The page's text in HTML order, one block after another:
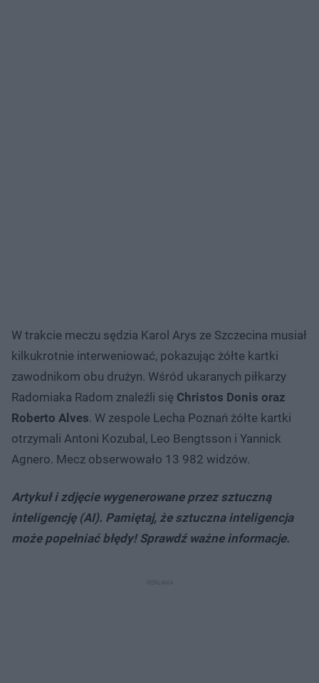
W trakcie meczu sędzia Karol Arys ze Szczecina musiał
kilkukrotnie interweniować, pokazując żółte kartki
zawodnikom obu drużyn. Wśród ukaranych piłkarzy
Radomiaka Radom znaleźli się Christos Donis oraz
Roberto Alves. W zespole Lecha Poznań żółte kartki
otrzymali Antoni Kozubal, Leo Bengtsson i Yannick
Agnero. Mecz obserwowało 13 982 widzów.
Artykuł i zdjęcie wygenerowane przez sztuczną
inteligencję (AI). Pamiętaj, że sztuczna inteligencja
może popełniać błędy! Sprawdź ważne informacje.